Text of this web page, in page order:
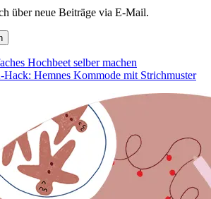
über neue Beiträge via E-Mail.
Hochbeet selber machen
Hemnes Kommode mit Strichmuster